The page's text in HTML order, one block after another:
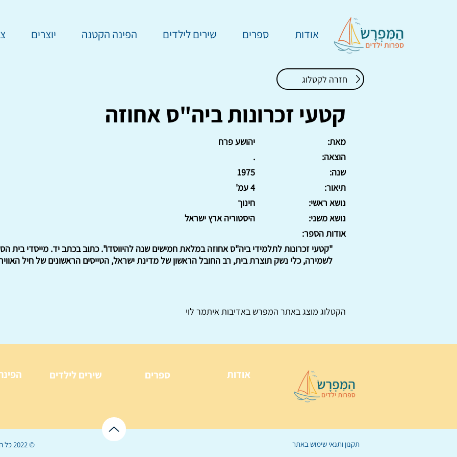
אודות ספרים שירים לילדים הפינה הקטנה יוצרים
חזרה לקטלוג
קטעי זכרונות ביה"ס אחוזה
יהושע פרח
מאת:
.
הוצאה:
1975
שנה:
4 עמ'
תיאור:
חינוך
נושא ראשי:
היסטוריה ארץ ישראל
נושא משני:
אודות הספר:
"קטעי זכרונות לתלמידי ביה"ס אחוזה במלאת חמישים שנה להיווסדו". כתוב בכתב יד. מייסדי בית
לשמירה, כלי נשק תוצרת בית, רב החובל הראשון של מדינת ישראל, הטייסים הראשונים של חיל
הקטלוג מוצג באתר המפרש באדיבות איתמר לוי
שירים לילדים ספרים אודות
© 2022 כל הזכויות שמורות ל תקנון ותנאי שימוש באתר